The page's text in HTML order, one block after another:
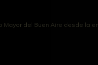
Mayor del Buen Aire desde la